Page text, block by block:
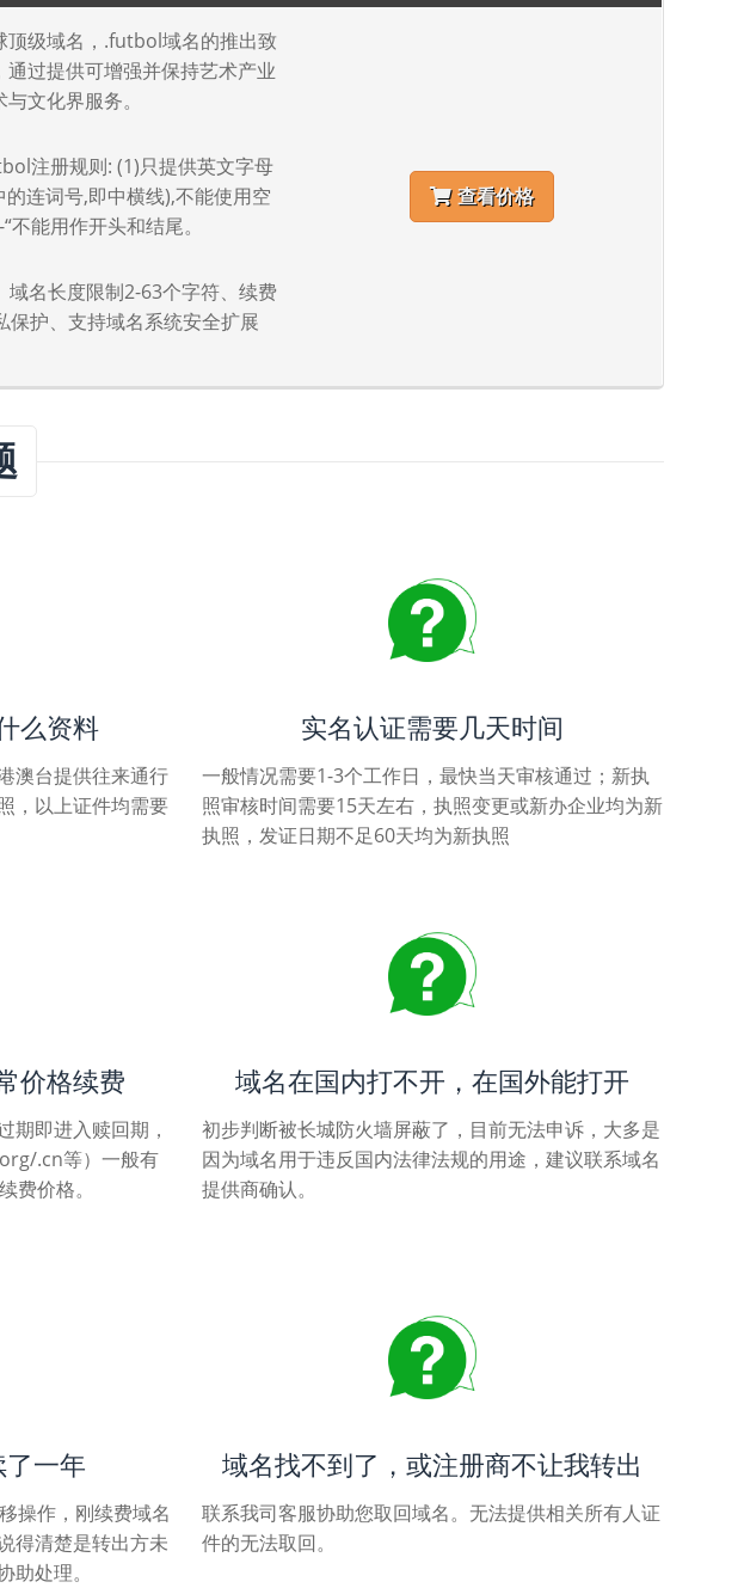
级域名，.futbol域名的推出致
过提供可增强并保持艺术产业
文化界服务。
注册规则: (1)只提供英文字母
连词号,即中横线),不能使用空
能用作开头和结尾。
名长度限制2-63个字符、续费
保护、支持域名系统安全扩展
查看价格
么资料
澳台提供往来通行
，以上证件均需要
实名认证需要几天时间
一般情况需要1-3个工作日，最快当天审核通过；新执
照审核时间需要15天左右，执照变更或新办企业均为新
执照，发证日期不足60天均为新执照
价格续费
期即进入赎回期，
.cn等）一般有
费价格。
域名在国内打不开，在国外能打开
初步判断被长城防火墙屏蔽了，目前无法申诉，大多是
因为域名用于违反国内法律法规的用途，建议联系域名
提供商确认。
一年
操作，刚续费域名
得清楚是转出方未
处理。
域名找不到了，或注册商不让我转出
联系我司客服协助您取回域名。无法提供相关所有人证
件的无法取回。